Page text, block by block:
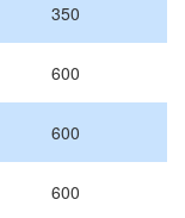
350
600
600
600